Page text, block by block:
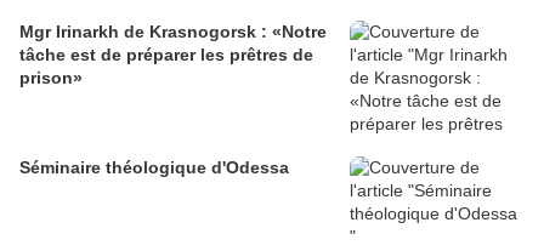
Mgr Irinarkh de Krasnogorsk : «Notre
tâche est de préparer les prêtres de
prison»
Séminaire théologique d'Odessa